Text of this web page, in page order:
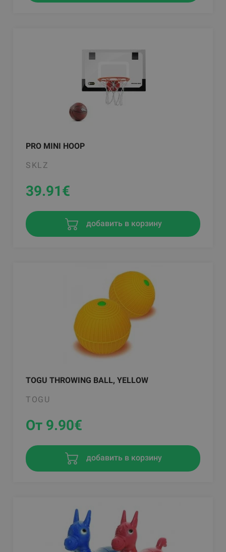
PRO MINI HOOP
SKLZ
39.91€
добавить в корзину
TOGU THROWING BALL, YELLOW
TOGU
От 9.90€
добавить в корзину